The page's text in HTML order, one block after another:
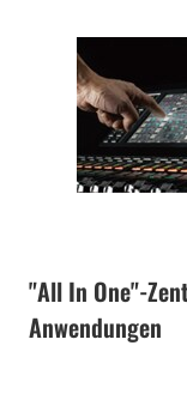
"All In One"-
Anwendungen